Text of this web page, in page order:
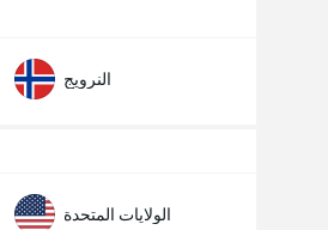
النرويج
الولايات المتحدة